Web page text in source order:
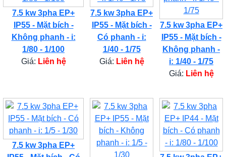
7.5 kw 3pha EP+
IP55 - Mặt bích -
Không phanh - i:
1/80 - 1/100
Giá: Liên hệ
7.5 kw 3pha EP+
IP55 - Mặt bích -
Có phanh - i:
1/40 - 1/75
Giá: Liên hệ
7.5 kw 3pha EP+
IP55 - Mặt bích -
Không phanh -
i: 1/40 - 1/75
Giá: Liên hệ
7.5 kw 3pha EP+